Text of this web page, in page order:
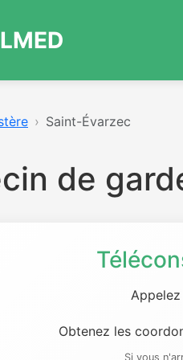
Saint-Évarzec
de
Obtenez les
Si vous